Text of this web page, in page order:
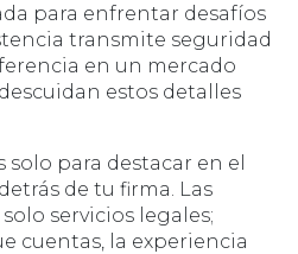
para enfrentar desafíos
transmite seguridad
en un mercado
estos detalles
para destacar en el
de tu firma. Las
servicios legales;
cuentas, la experiencia